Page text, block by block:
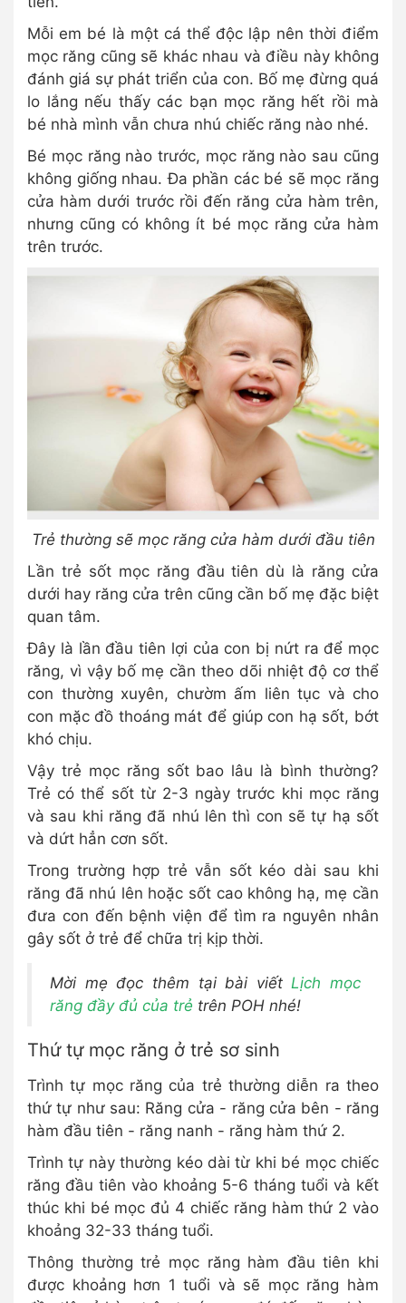
Mỗi em bé là một cá thể độc lập nên thời điểm
mọc răng cũng sẽ khác nhau và điều này không
đánh giá sự phát triển của con. Bố mẹ đừng quá
lo lắng nếu thấy các bạn mọc răng hết rồi mà
bé nhà mình vẫn chưa nhú chiếc răng nào nhé.
Bé mọc răng nào trước, mọc răng nào sau cũng
không giống nhau. Đa phần các bé sẽ mọc răng
cửa hàm dưới trước rồi đến răng cửa hàm trên,
nhưng cũng có không ít bé mọc răng cửa hàm
trên trước.
Trẻ thường sẽ mọc răng cửa hàm dưới đầu tiên
Lần trẻ sốt mọc răng đầu tiên dù là răng cửa
dưới hay răng cửa trên cũng cần bố mẹ đặc biệt
quan tâm.
Đây là lần đầu tiên lợi của con bị nứt ra để mọc
răng, vì vậy bố mẹ cần theo dõi nhiệt độ cơ thể
con thường xuyên, chườm ấm liên tục và cho
con mặc đồ thoáng mát để giúp con hạ sốt, bớt
khó chịu.
Vậy trẻ mọc răng sốt bao lâu là bình thường?
Trẻ có thể sốt từ 2-3 ngày trước khi mọc răng
và sau khi răng đã nhú lên thì con sẽ tự hạ sốt
và dứt hẳn cơn sốt.
Trong trường hợp trẻ vẫn sốt kéo dài sau khi
răng đã nhú lên hoặc sốt cao không hạ, mẹ cần
đưa con đến bệnh viện để tìm ra nguyên nhân
gây sốt ở trẻ để chữa trị kịp thời.
Mời mẹ đọc thêm tại bài viếtLịch mọc
răng đầy đủ của trẻ trên POH nhé!
Thứ tự mọc răng ở trẻ sơ sinh
Trình tự mọc răng của trẻ thường diễn ra theo
thứ tự như sau: Răng cửa - răng cửa bên - răng
hàm đầu tiên - răng nanh - răng hàm thứ 2.
Trình tự này thường kéo dài từ khi bé mọc chiếc
răng đầu tiên vào khoảng 5-6 tháng tuổi và kết
thúc khi bé mọc đủ 4 chiếc răng hàm thứ 2 vào
khoảng 32-33 tháng tuổi.
Thông thường trẻ mọc răng hàm đầu tiên khi
được khoảng hơn 1 tuổi và sẽ mọc răng hàm